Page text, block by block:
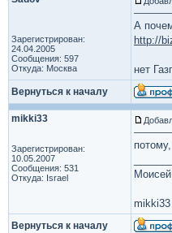
Зарегистрирован:
24.04.2005
Сообщения: 597
Откуда: Москва
А
http://
нет
Вернуться к началу
mikki33
Зарегистрирован:
10.05.2007
Сообщения: 531
Откуда: Israel
mikki33
Вернуться к началу